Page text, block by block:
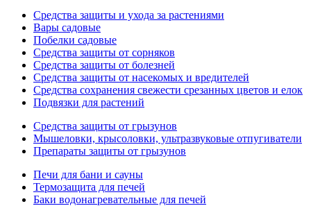
Средства защиты и ухода за растениями
Вары садовые
Побелки садовые
Средства защиты от сорняков
Средства защиты от болезней
Средства защиты от насекомых и вредителей
Средства сохранения свежести срезанных цветов и елок
Подвязки для растений
Средства защиты от грызунов
Мышеловки, крысоловки, ультразвуковые отпугиватели
Препараты защиты от грызунов
Печи для бани и сауны
Термозащита для печей
Баки водонагревательные для печей